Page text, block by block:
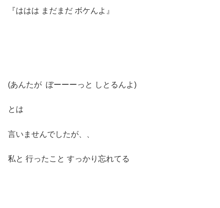
『ははは まだまだ ボケんよ』
(あんたが ぼーーーっと しとるんよ)
とは
言いませんでしたが、、
私と 行ったこと すっかり忘れてる